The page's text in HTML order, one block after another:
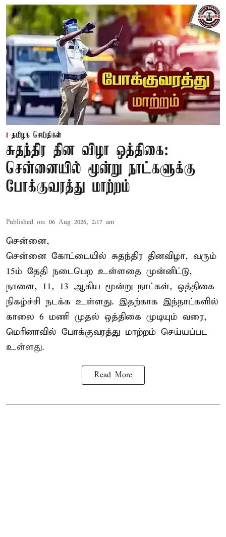
தமிழக செய்திகள்
சுதந்திர தின விழா ஒத்திகை:
சென்னையில் மூன்று நாட்களுக்கு
போக்குவரத்து மாற்றம்
Published on: 06 Aug 2026, 2:17 am
சென்னை,
சென்னை கோட்டையில் சுதந்திர தினவிழா, வரும்
15ம் தேதி நடைபெற உள்ளதை முன்னிட்டு,
நாளை, 11, 13 ஆகிய மூன்று நாட்கள், ஒத்திகை
நிகழ்ச்சி நடக்க உள்ளது. இதற்காக இந்நாட்களில்
காலை 6 மணி முதல் ஒத்திகை முடியும் வரை,
மெரினாவில் போக்குவரத்து மாற்றம் செய்யப்பட
உள்ளது.
Read More